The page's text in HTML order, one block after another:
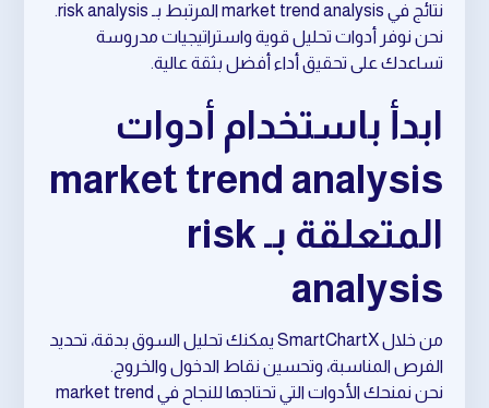
نتائج في market trend analysis المرتبط بـ risk analysis.
نحن نوفر أدوات تحليل قوية واستراتيجيات مدروسة
تساعدك على تحقيق أداء أفضل بثقة عالية.
ابدأ باستخدام أدوات
market trend analysis
المتعلقة بـ risk
analysis
من خلال SmartChartX يمكنك تحليل السوق بدقة، تحديد
الفرص المناسبة، وتحسين نقاط الدخول والخروج.
نحن نمنحك الأدوات التي تحتاجها للنجاح في market trend